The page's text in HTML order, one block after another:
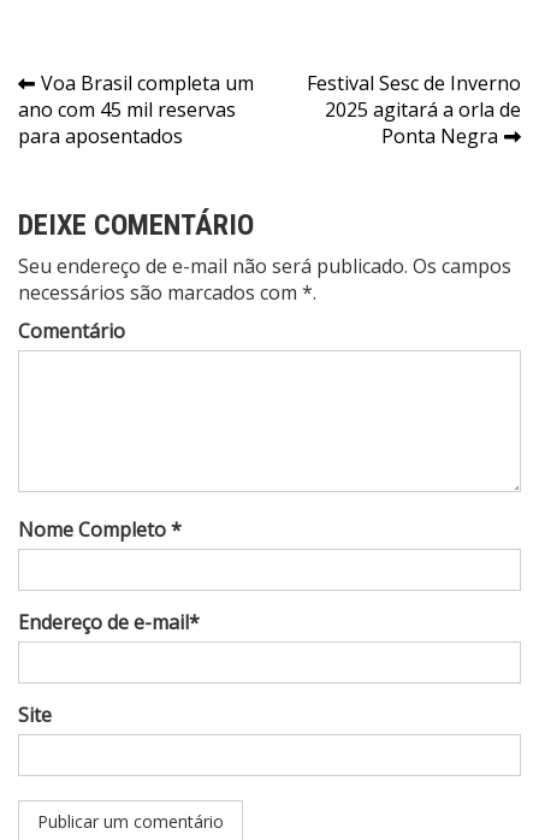
Navegação
de
Voa Brasil completa um
ano com 45 mil reservas
para aposentados
Festival Sesc de Inverno
2025 agitará a orla de
Ponta Negra
DEIXE COMENTÁRIO
Seu endereço de e-mail não será publicado. Os campos
necessários são marcados com *.
Comentário
Nome Completo *
Endereço de e-mail*
Site